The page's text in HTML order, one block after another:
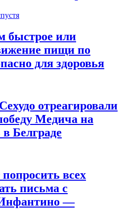
быстрое или
пищи по
для здоровья
отреагировали
Медича на
Белграде
всех
письма с
—